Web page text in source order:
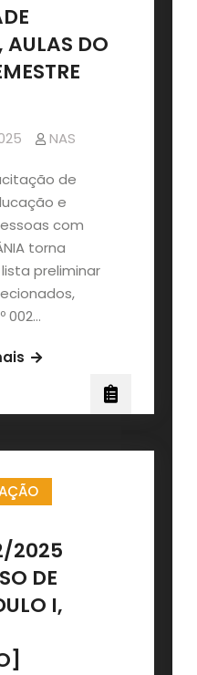
AULAS DO
NAS
de
e
com
torna
preliminar
002…
1º
(PRELIMINAR)
SELECIONADOS
O
LIBRAS
I,
MODALIDADE
PRESENCIAL,
2025
DE
I,